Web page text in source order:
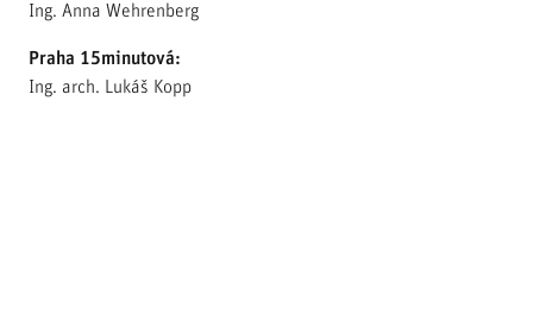
Ing. Anna Wehrenberg
Praha 15minutová:
Ing. arch. Lukáš Kopp